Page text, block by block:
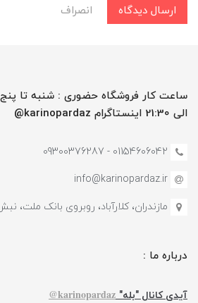
ارسال دیدگاه انصراف
الی 21:30 اینستاگرام karinopardaz@
01154606042 - 09300376287
info@karinopardaz.ir
مازندران، کلارآباد، روبروی بانک ملت،
درباره ما :
آیدی کانال "بله" karinopardaz@